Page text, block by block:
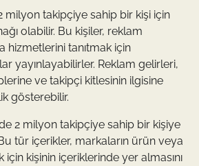
milyon takipçiye sahip bir kişi için
olabilir. Bu kişiler, reklam
hizmetlerini tanıtmak için
yayınlayabilirler. Reklam gelirleri,
ve takipçi kitlesinin ilgisine
gösterebilir.
2 milyon takipçiye sahip bir kişiye
tür içerikler, markaların ürün veya
için kişinin içeriklerinde yer almasını